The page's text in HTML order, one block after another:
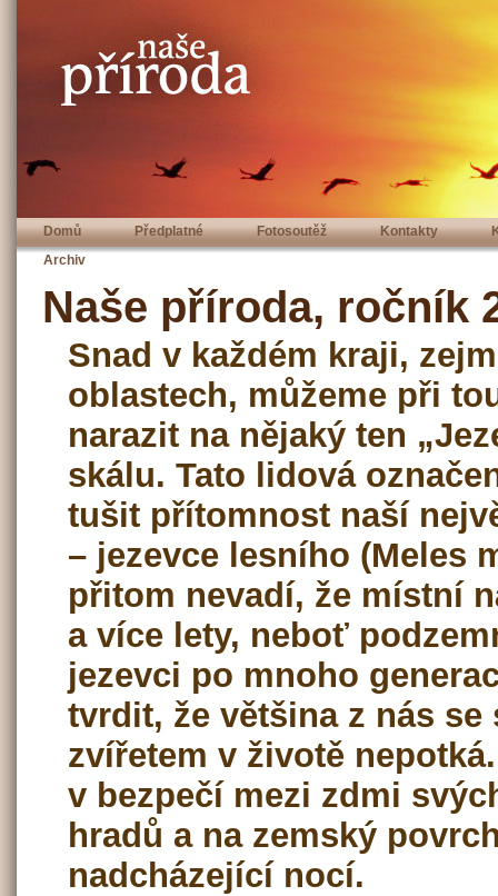
Domů Předplatné Fotosoutěž Kontakty
Archiv
Naše příroda, ročník
Snad v každém kraji,
oblastech, můžeme při
narazit na nějaký ten
skálu. Tato lidová
tušit přítomnost naší
– jezevce lesního (Meles
přitom nevadí, že místní
a více lety, neboť
jezevci po mnoho
tvrdit, že většina z nás
zvířetem v životě
v bezpečí mezi zdmi
hradů a na zemský
nadcházející nocí.